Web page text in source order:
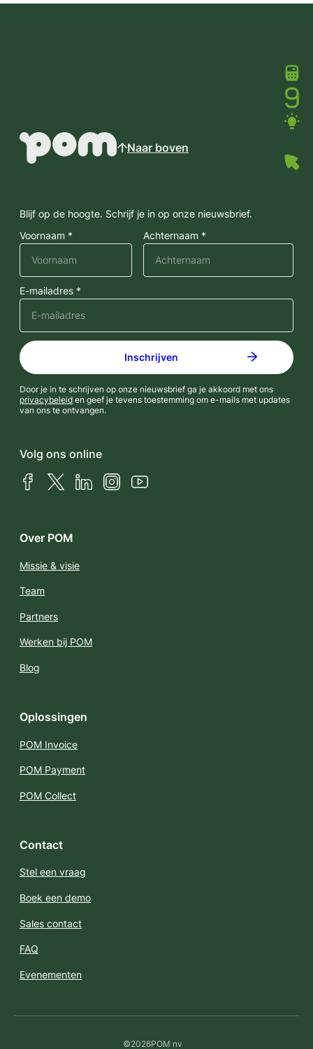
Naar boven
Blijf op de hoogte. Schrijf je in op onze nieuwsbrief.
Voornaam *
Achternaam *
E-mailadres *
Door je in te schrijven op onze nieuwsbrief ga je akkoord met ons
privacybeleid en geef je tevens toestemming om e-mails met updates
van ons te ontvangen.
Volg ons online
FacebookX (Twitter)LinkedInInstagramYouTube
Over POM
Missie & visie
Team
Partners
Werken bij POM
Blog
Oplossingen
POM Invoice
POM Payment
POM Collect
Contact
Stel een vraag
Boek een demo
Sales contact
FAQ
Evenementen
©2026POM nv